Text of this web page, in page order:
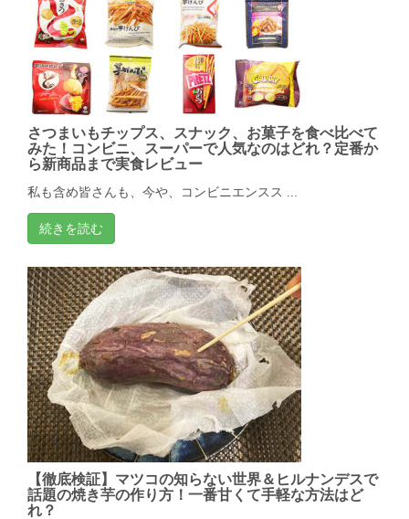
さつまいもチップス、スナック、お菓子を食べ比べて
みた！コンビニ、スーパーで人気なのはどれ？定番か
ら新商品まで実食レビュー
私も含め皆さんも、今や、コンビニエンスス ...
続きを読む
【徹底検証】マツコの知らない世界＆ヒルナンデスで
話題の焼き芋の作り方！一番甘くて手軽な方法はど
れ？